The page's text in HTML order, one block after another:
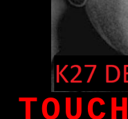
TOUCH